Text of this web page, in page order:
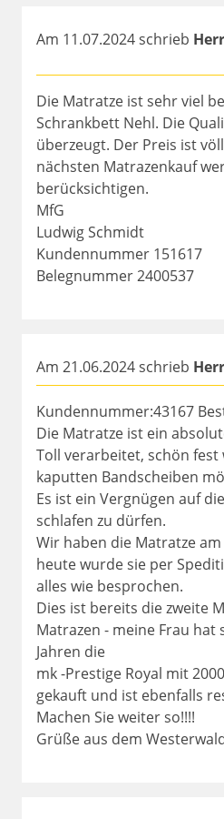
Am 11.07.2024 schrieb
Die Matratze ist sehr viel
Schrankbett Nehl. Die
überzeugt. Der Preis ist
nächsten Matrazenkauf
berücksichtigen.
MfG
Ludwig Schmidt
Kundennummer 151617
Belegnummer 2400537
Am 21.06.2024 schrieb
Kundennummer:43167
Die Matratze ist ein
Toll verarbeitet, schön fest
kaputten Bandscheiben
Es ist ein Vergnügen auf
schlafen zu dürfen.
Wir haben die Matratze
heute wurde sie per
alles wie besprochen.
Dies ist bereits die zweite
Matrazen - meine Frau hat
Jahren die
mk -Prestige Royal mit
gekauft und ist ebenfalls
Machen Sie weiter so!!!!
Grüße aus dem